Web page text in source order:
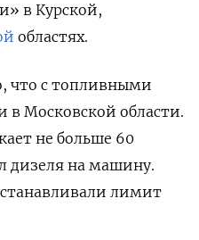
в Курской,
областях.
что с топливными
в Московской области.
не больше 60
дизеля на машину.
лимит